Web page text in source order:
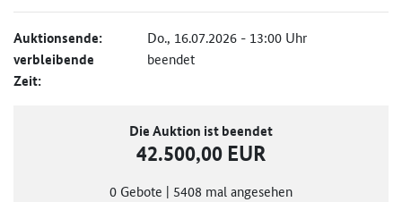
Auktionsende: Do., 16.07.2026 - 13:00 Uhr
verbleibende
Zeit:
beendet
Die Auktion ist beendet
42.500,00 EUR
0 Gebote | 5408 mal angesehen